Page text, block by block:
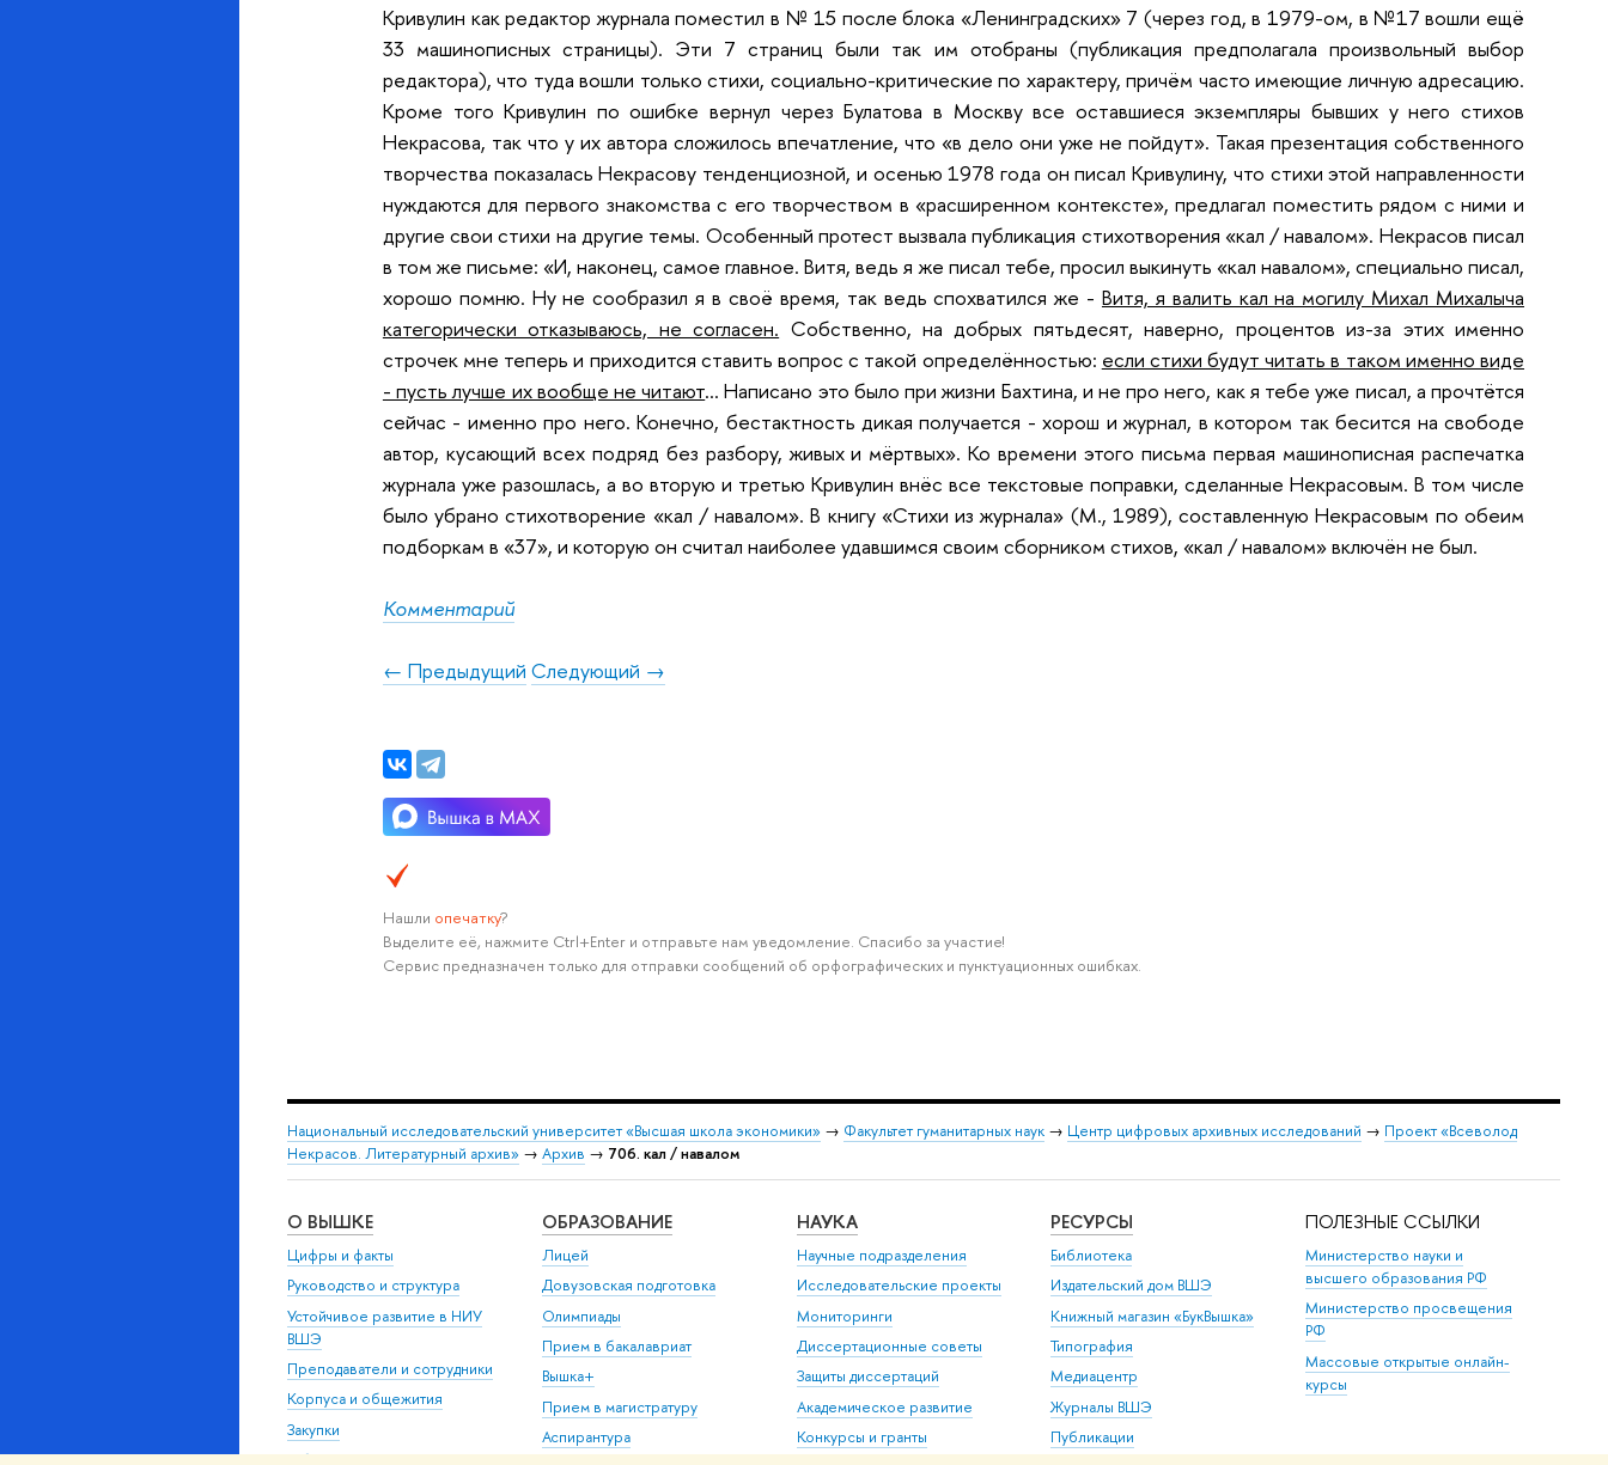
Кривулин как редактор журнала поместил в № 15 после блока «Ленинградских» 7 (через год, в 1979-ом, в №17 вошли ещё
33 машинописных страницы). Эти 7 страниц были так им отобраны (публикация предполагала произвольный выбор
редактора), что туда вошли только стихи, социально-критические по характеру, причём часто имеющие личную адресацию.
Кроме того Кривулин по ошибке вернул через Булатова в Москву все оставшиеся экземпляры бывших у него стихов
Некрасова, так что у их автора сложилось впечатление, что «в дело они уже не пойдут». Такая презентация собственного
творчества показалась Некрасову тенденциозной, и осенью 1978 года он писал Кривулину, что стихи этой направленности
нуждаются для первого знакомства с его творчеством в «расширенном контексте», предлагал поместить рядом с ними и
другие свои стихи на другие темы. Особенный протест вызвала публикация стихотворения «кал / навалом». Некрасов писал
в том же письме: «И, наконец, самое главное. Витя, ведь я же писал тебе, просил выкинуть «кал навалом», специально писал,
хорошо помню. Ну не сообразил я в своё время, так ведь спохватился же - Витя, я валить кал на могилу Михал Михалыча
категорически отказываюсь, не согласен. Собственно, на добрых пятьдесят, наверно, процентов из-за этих именно
строчек мне теперь и приходится ставить вопрос с такой определённостью: если стихи будут читать в таком именно виде
- пусть лучше их вообще не читают… Написано это было при жизни Бахтина, и не про него, как я тебе уже писал, а прочтётся
сейчас - именно про него. Конечно, бестактность дикая получается - хорош и журнал, в котором так бесится на свободе
автор, кусающий всех подряд без разбору, живых и мёртвых». Ко времени этого письма первая машинописная распечатка
журнала уже разошлась, а во вторую и третью Кривулин внёс все текстовые поправки, сделанные Некрасовым. В том числе
было убрано стихотворение «кал / навалом». В книгу «Стихи из журнала» (М., 1989), составленную Некрасовым по обеим
подборкам в «37», и которую он считал наиболее удавшимся своим сборником стихов, «кал / навалом» включён не был.
Комментарий
← Предыдущий Следующий →
Нашли опечатку?
Выделите её, нажмите Ctrl+Enter и отправьте нам уведомление. Спасибо за участие!
Сервис предназначен только для отправки сообщений об орфографических и пунктуационных ошибках.
Национальный исследовательский университет «Высшая школа экономики» → Факультет гуманитарных наук → Центр цифровых архивных исследований → Проект «Всеволод
Некрасов. Литературный архив» → Архив → 706. кал / навалом
О ВЫШКЕ
Цифры и факты
Руководство и структура
Устойчивое развитие в НИУ
ВШЭ
Преподаватели и сотрудники
Корпуса и общежития
Закупки
Обращения граждан в НИУ
ОБРАЗОВАНИЕ
Лицей
Довузовская подготовка
Олимпиады
Прием в бакалавриат
Вышка+
Прием в магистратуру
Аспирантура
НАУКА
Научные подразделения
Исследовательские проекты
Мониторинги
Диссертационные советы
Защиты диссертаций
Академическое развитие
Конкурсы и гранты
РЕСУРСЫ
Библиотека
Издательский дом ВШЭ
Книжный магазин «БукВышка»
Типография
Медиацентр
Журналы ВШЭ
Публикации
ПОЛЕЗНЫЕ ССЫЛКИ
Министерство науки и
высшего образования РФ
Министерство просвещения
РФ
Массовые открытые онлайн-
курсы